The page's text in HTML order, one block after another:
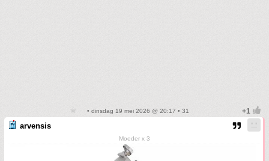
• dinsdag 19 mei 2026 @ 20:17 • 31
arvensis
Moeder x 3